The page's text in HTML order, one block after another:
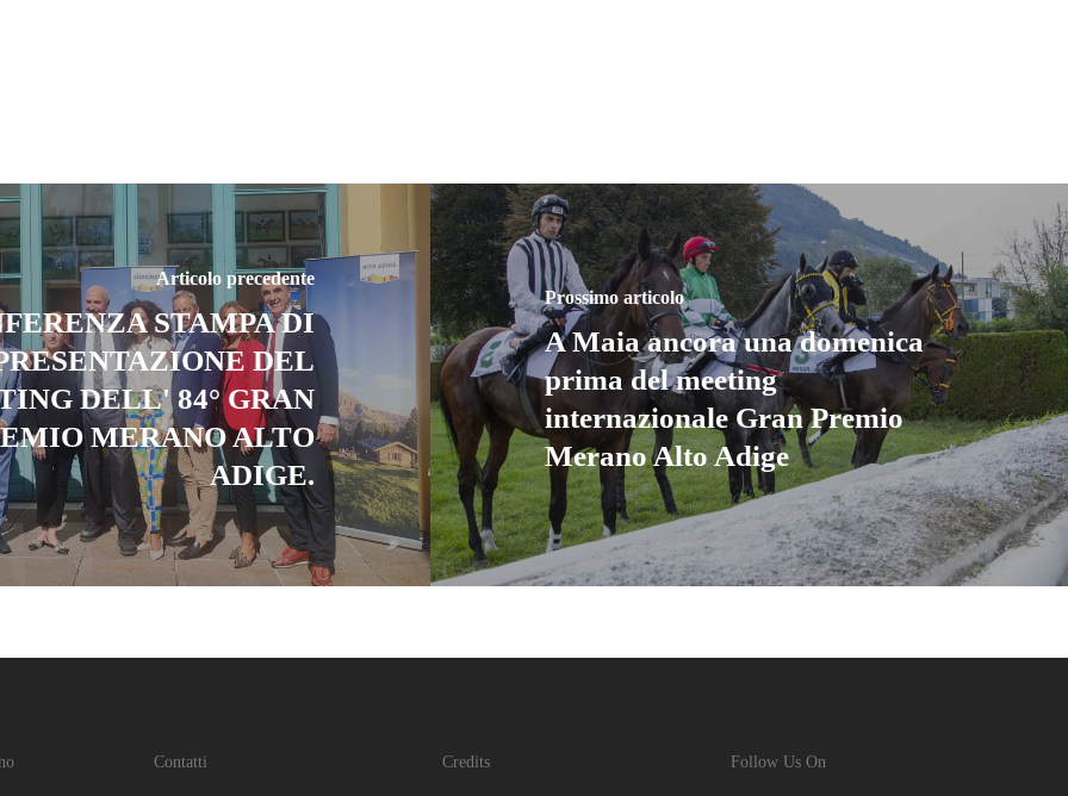
Articolo precedente
STAMPA DI
DEL
DELL' 84° GRAN
MERANO ALTO
ADIGE.
Prossimo articolo
A Maia ancora una domenica
prima del meeting
internazionale Gran Premio
Merano Alto Adige
Contatti Credits Follow Us On